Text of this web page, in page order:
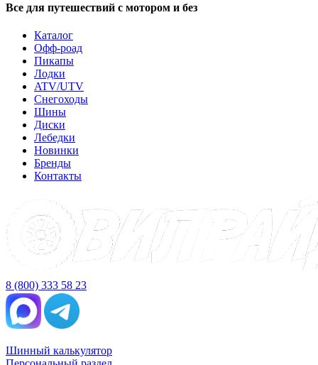
Все для путешествий с мотором и без
Каталог
Офф-роад
Пикапы
Лодки
ATV/UTV
Снегоходы
Шины
Диски
Лебедки
Новинки
Бренды
Контакты
8 (800) 333 58 23
Шинный калькулятор